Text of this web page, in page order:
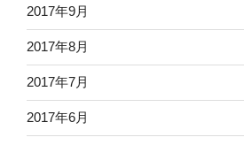
2017年9月
2017年8月
2017年7月
2017年6月